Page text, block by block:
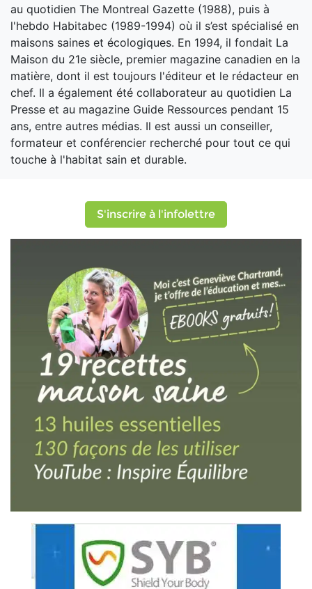
au quotidien The Montreal Gazette (1988), puis à
l'hebdo Habitabec (1989-1994) où il s’est spécialisé en
maisons saines et écologiques. En 1994, il fondait La
Maison du 21e siècle, premier magazine canadien en la
matière, dont il est toujours l'éditeur et le rédacteur en
chef. Il a également été collaborateur au quotidien La
Presse et au magazine Guide Ressources pendant 15
ans, entre autres médias. Il est aussi un conseiller,
formateur et conférencier recherché pour tout ce qui
touche à l'habitat sain et durable.
S'inscrire à l'infolettre